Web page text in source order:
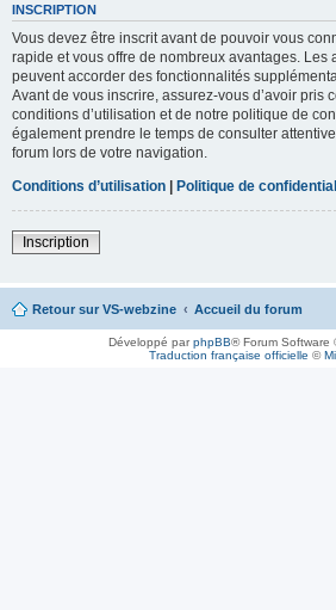
INSCRIPTION
Vous devez être inscrit avant de pouvoir vous
rapide et vous offre de nombreux avantages. Les
peuvent accorder des fonctionnalités
Avant de vous inscrire, assurez-vous d’avoir pris
conditions d’utilisation et de notre politique de
également prendre le temps de consulter
forum lors de votre navigation.
Conditions d’utilisation | Politique de
Inscription
Retour sur VS-webzine Accueil du forum
Développé parphpBB® Forum Software
Traduction française officielle ©